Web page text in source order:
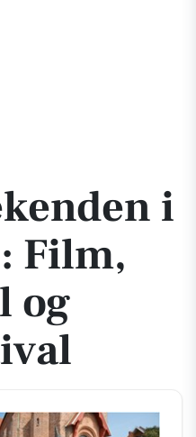
klokkespil og musikfestival
i
Film,
og